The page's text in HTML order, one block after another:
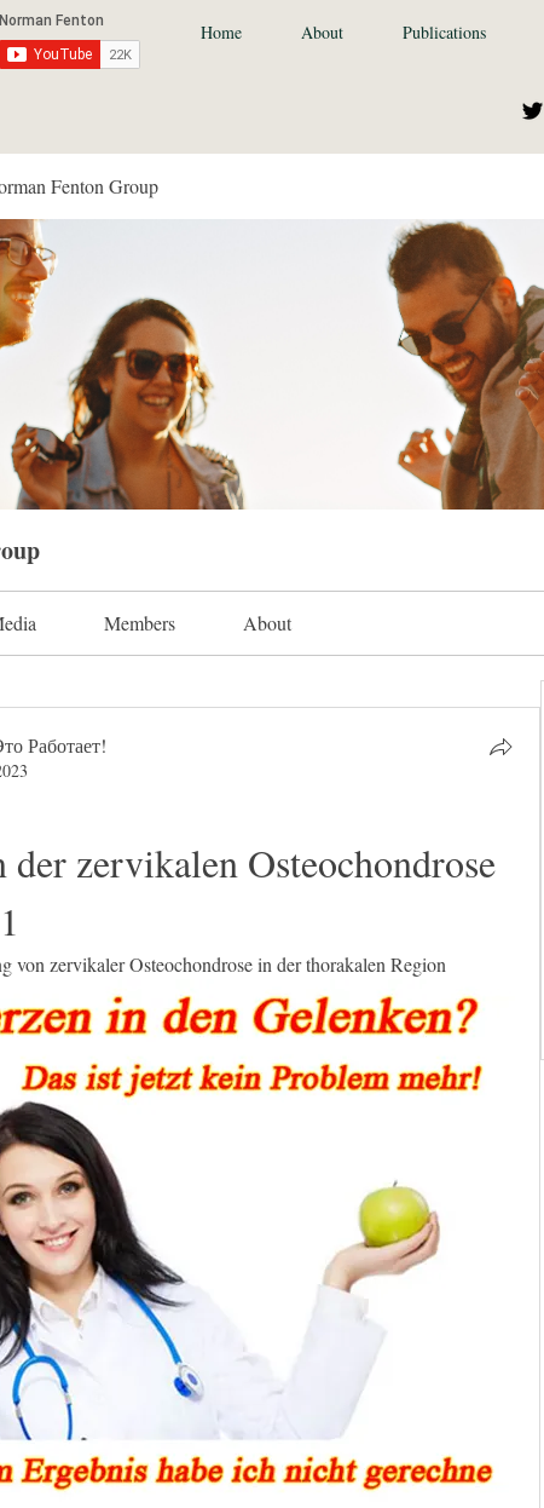
Home About Publications
Fenton Group
Members About
Работает!
der zervikalen Osteochondrose
von zervikaler Osteochondrose in der thorakalen Region